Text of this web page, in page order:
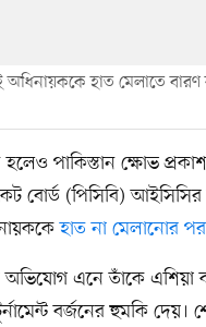
হাত মেলাতে বারণ
পাকিস্তান ক্ষোভ প্রকাশ
বোর্ড (পিসিবি)
হাত না মেলানোর
অভিযোগ এনে তাঁকে
বর্জনের হুমকি দেয়।